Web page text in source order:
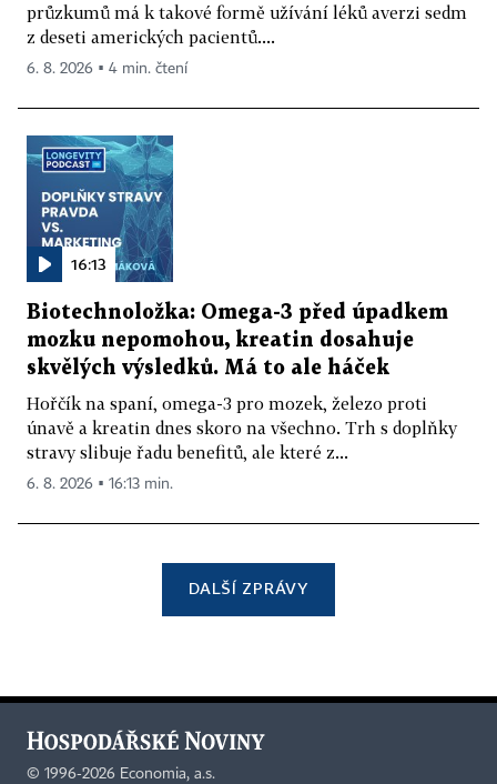
průzkumů má k takové formě užívání léků averzi sedm
z deseti amerických pacientů....
6. 8. 2026 ▪ 4 min. čtení
16:13
Biotechnoložka: Omega-3 před úpadkem
mozku nepomohou, kreatin dosahuje
skvělých výsledků. Má to ale háček
Hořčík na spaní, omega-3 pro mozek, železo proti
únavě a kreatin dnes skoro na všechno. Trh s doplňky
stravy slibuje řadu benefitů, ale které z...
6. 8. 2026 ▪ 16:13 min.
DALŠÍ ZPRÁVY
© 1996-2026 Economia, a.s.